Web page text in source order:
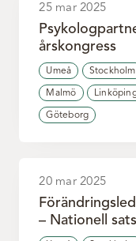
25 mar 2025
årskongress
Umeå Stockholm
Malmö
Göteborg
20 mar 2025
– Nationell